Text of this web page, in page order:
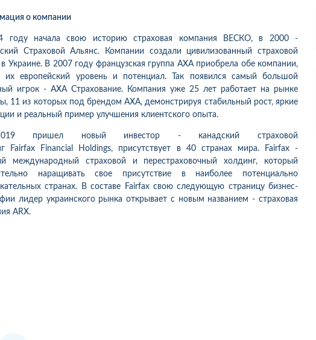
о компании
году начала свою историю страховая компания ВЕСКО, в 2000 -
Страховой Альянс. Компании создали цивилизованный страховой
в Украине. В 2007 году французская группа AXAприобрела обе компании,
их европейский уровень и потенциал. Так появился самый большой
игрок - AXAСтрахование. Компания уже 25 лет работает на рынке
11 из которых под брендом АХА, демонстрируя стабильный рост, яркие
и реальный пример улучшения клиентского опыта.
пришел новый инвестор - канадский страховой
Fairfax Financial Holdings, присутствует в 40 странах мира. Fairfax-
международный страховой и перестраховочный холдинг, который
наращивать свое присутствие в наиболее потенциально
странах. В составе
Fairfaxсвою следующую страницу бизнес-
лидер украинского рынка открывает с новым названием - страховая
ARX.